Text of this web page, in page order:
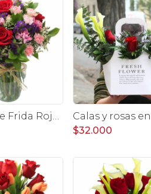
Colores de Frida Rojo en florero - Ánfora con rosas, claveles, estate y limonium
$32.000